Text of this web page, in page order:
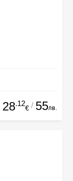
28.12
€ / 55лв.